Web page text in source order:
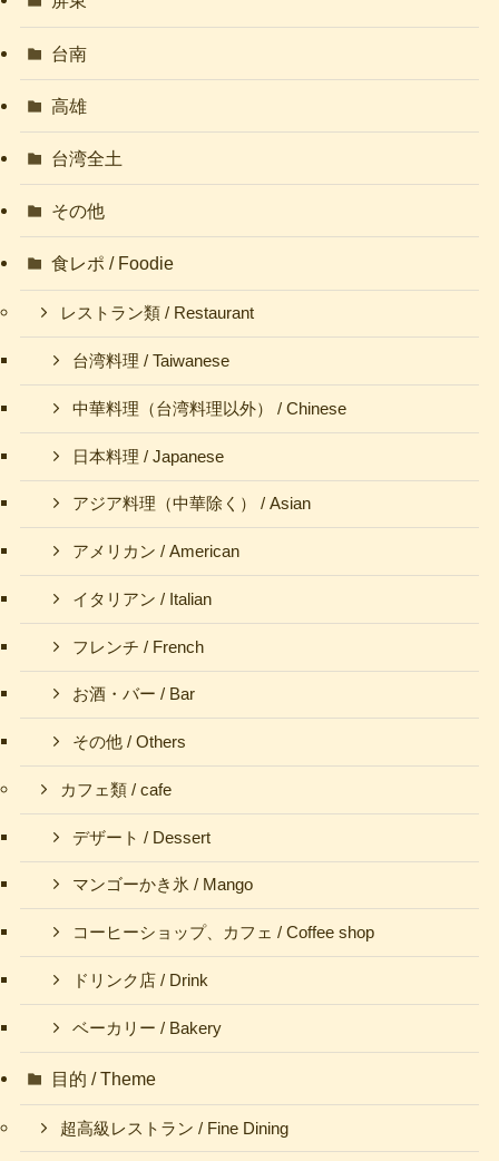
台南
高雄
台湾全土
その他
食レポ / Foodie
レストラン類 / Restaurant
台湾料理 / Taiwanese
中華料理（台湾料理以外） / Chinese
日本料理 / Japanese
アジア料理（中華除く） / Asian
アメリカン / American
イタリアン / Italian
フレンチ / French
お酒・バー / Bar
その他 / Others
カフェ類 / cafe
デザート / Dessert
マンゴーかき氷 / Mango
コーヒーショップ、カフェ / Coffee shop
ドリンク店 / Drink
ベーカリー / Bakery
目的 / Theme
超高級レストラン / Fine Dining